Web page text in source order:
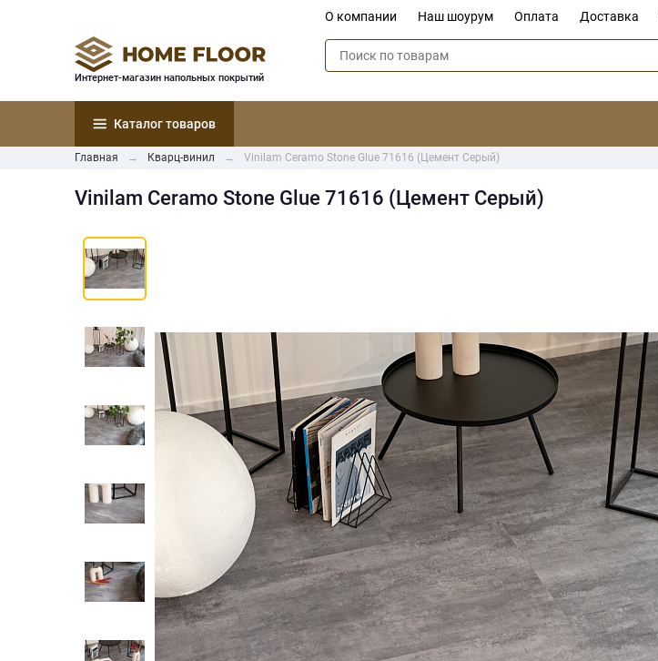
О компании Наш шоурум Оплата Доставка
Интернет-магазин напольных покрытий
Каталог товаров
Главная Кварц-винил Vinilam Ceramo Stone Glue 71616 (Цемент Серый)
Vinilam Ceramo Stone Glue 71616 (Цемент Серый)